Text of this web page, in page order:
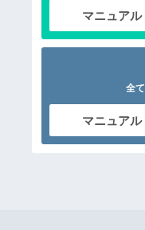
マニュアル
全
マニュアル